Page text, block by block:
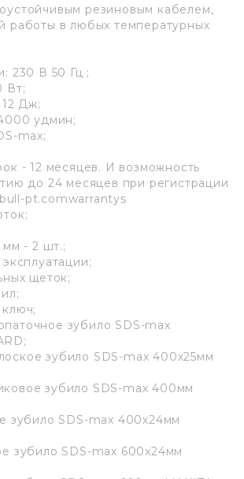
резиновым кабелем,
работы в любых температурных
230 В 50 Гц ;
Вт;
Дж;
удмин;
max;
- 12 месяцев. И возможность
до 24 месяцев при регистрации
pt.comwarrantys
мм - 2 шт.;
щеток;
зубило SDS-max
зубило SDS-max 400х25мм
зубило SDS-max 400мм
зубило SDS-max 400х24мм
зубило SDS-max 600х24мм